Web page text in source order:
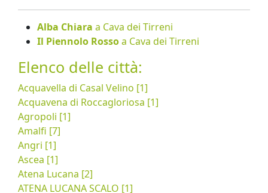
Alba Chiara a Cava dei Tirreni
Il Piennolo Rossoa Cava dei Tirreni
Elenco delle città:
Acquavella di Casal Velino [1]
Acquavena di Roccagloriosa [1]
Agropoli [1]
Amalfi [7]
Angri [1]
Ascea [1]
Atena Lucana [2]
ATENA LUCANA SCALO [1]